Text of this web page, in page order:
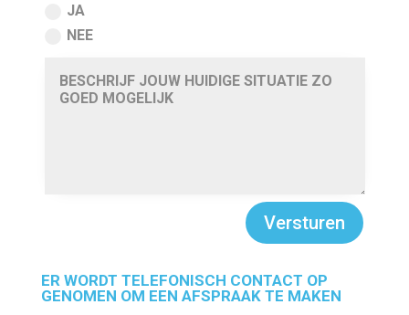
JA
NEE
Versturen
ER WORDT TELEFONISCH CONTACT OP
GENOMEN OM EEN AFSPRAAK TE MAKEN